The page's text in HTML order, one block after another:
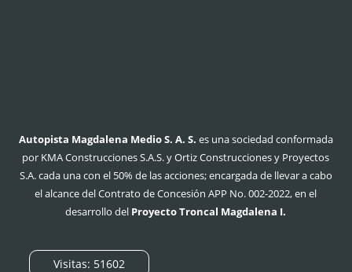
Autopista Magdalena Medio S. A. S. es una sociedad conformada
por KMA Construcciones S.A.S. y Ortiz Construcciones y Proyectos
S.A. cada una con el 50% de las acciones;encargada de llevar a cabo
el alcance del Contrato de Concesión APP No. 002-2022, en el
desarrollo del Proyecto Troncal Magdalena I.
Visitas: 51602